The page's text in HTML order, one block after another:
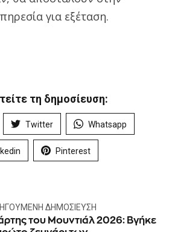
για εξέταση.
τη δημοσίευση:
Twitter Whatsapp
Pinterest
ΔΗΜΟΣΊΕΥΣΗ
του Μουντιάλ 2026: Βγήκε